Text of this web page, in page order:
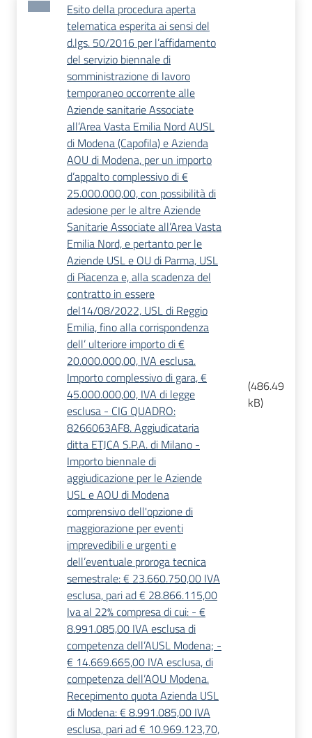
Esito della procedura aperta
telematica esperita ai sensi del
d.lgs. 50/2016 per l’affidamento
del servizio biennale di
somministrazione di lavoro
temporaneo occorrente alle
Aziende sanitarie Associate
all’Area Vasta Emilia Nord AUSL
di Modena (Capofila) e Azienda
AOU di Modena, per un importo
d’appalto complessivo di €
25.000.000,00, con possibilità di
adesione per le altre Aziende
Sanitarie Associate all’Area Vasta
Emilia Nord, e pertanto per le
Aziende USL e OU di Parma, USL
di Piacenza e, alla scadenza del
contratto in essere
del14/08/2022, USL di Reggio
Emilia, fino alla corrispondenza
dell’ ulteriore importo di €
20.000.000,00, IVA esclusa.
Importo complessivo di gara, €
45.000.000,00, IVA di legge
esclusa - CIG QUADRO:
8266063AF8. Aggiudicataria
ditta ETJCA S.P.A. di Milano -
Importo biennale di
aggiudicazione per le Aziende
USL e AOU di Modena
comprensivo dell'opzione di
maggiorazione per eventi
imprevedibili e urgenti e
dell’eventuale proroga tecnica
semestrale: € 23.660.750,00 IVA
esclusa, pari ad € 28.866.115,00
Iva al 22% compresa di cui: - €
8.991.085,00 IVA esclusa di
competenza dell’AUSL Modena; -
€ 14.669.665,00 IVA esclusa, di
competenza dell’AOU Modena.
Recepimento quota Azienda USL
di Modena: € 8.991.085,00 IVA
esclusa, pari ad € 10.969.123,70,
(486.49
kB)